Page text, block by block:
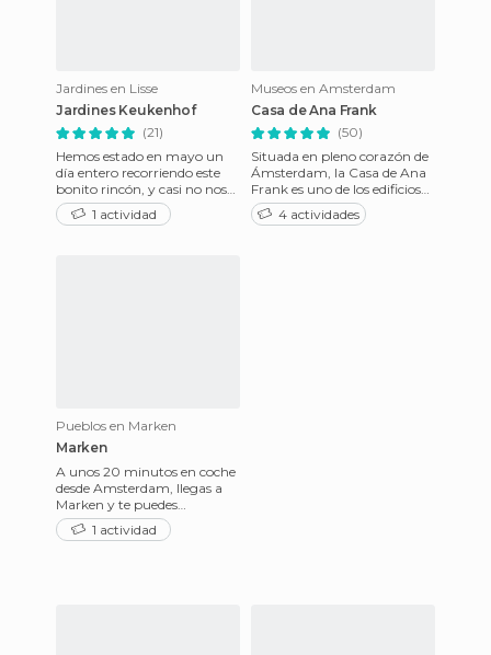
Jardines en Lisse
Jardines Keukenhof
(21)
Hemos estado en mayo un
día entero recorriendo este
bonito rincón, y casi no nos
ha dado tiempo de
contemplar esta explosión de
1 actividad
Museos en Amsterdam
Casa de Ana Frank
(50)
Situada en pleno corazón de
Ámsterdam, la Casa de Ana
Frank es uno de los edificios
más significativos de su
historia. Allí vivier
4 actividades
Pueblos en Marken
Marken
A unos 20 minutos en coche
desde Amsterdam, llegas a
Marken y te puedes
sorpreender... Mucho. Yo no
esperaba ver un pueblo tan
1 actividad